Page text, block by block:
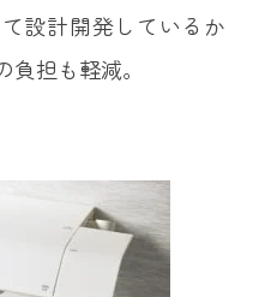
設計開発しているか
担も軽減。